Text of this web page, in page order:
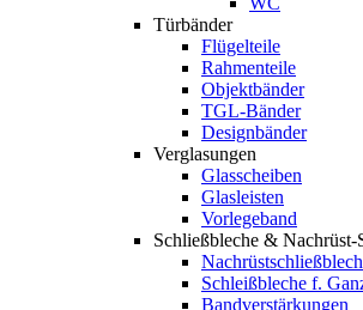
Türbänder
Flügelteile
Rahmenteile
Objektbänder
TGL-Bänder
Designbänder
Verglasungen
Glasscheiben
Glasleisten
Vorlegeband
Schließbleche & Nachrüst-
Schleißbleche f.
Bandverstärkungen